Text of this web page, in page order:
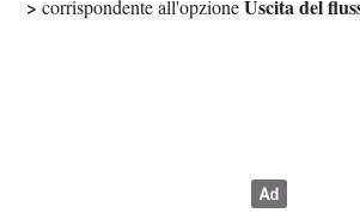
> corrispondente all'opzioneUscita del